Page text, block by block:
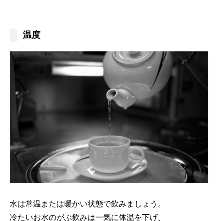
温度
水は常温または暖かい状態で飲みましょう。
冷たいお水のがぶ飲みは一気に体温を下げ、